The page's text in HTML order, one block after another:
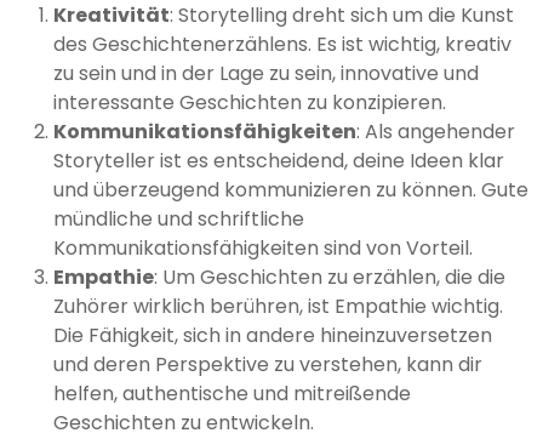
Kreativität: Storytelling dreht sich um die Kunst
des Geschichtenerzählens. Es ist wichtig, kreativ
zu sein und in der Lage zu sein, innovative und
interessante Geschichten zu konzipieren.
Kommunikationsfähigkeiten: Als angehender
Storyteller ist es entscheidend, deine Ideen klar
und überzeugend kommunizieren zu können. Gute
mündliche und schriftliche
Kommunikationsfähigkeiten sind von Vorteil.
Empathie: Um Geschichten zu erzählen, die die
Zuhörer wirklich berühren, ist Empathie wichtig.
Die Fähigkeit, sich in andere hineinzuversetzen
und deren Perspektive zu verstehen, kann dir
helfen, authentische und mitreißende
Geschichten zu entwickeln.